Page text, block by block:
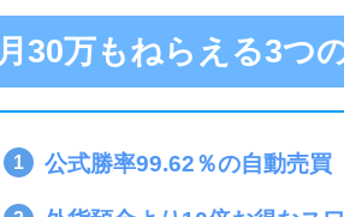
月30万もねらえる3つ
公式勝率99.62％の自動売買